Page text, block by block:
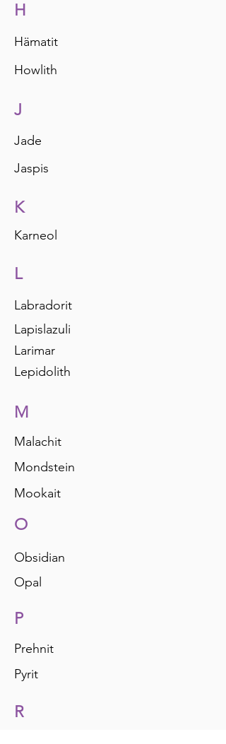
H
Hämatit
Howlith
J
Jade
Jaspis
K
Karneol
L
Labradorit
Lapislazuli
Larimar
Lepidolith
M
Malachit
Mondstein
Mookait
O
Obsidian
Opal
P
Prehnit
Pyrit
R